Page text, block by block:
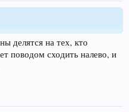
делятся на тех, кто
поводом сходить налево, и